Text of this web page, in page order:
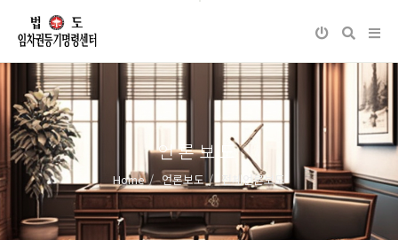
언론보도
Home 언론보도 전체언론보도